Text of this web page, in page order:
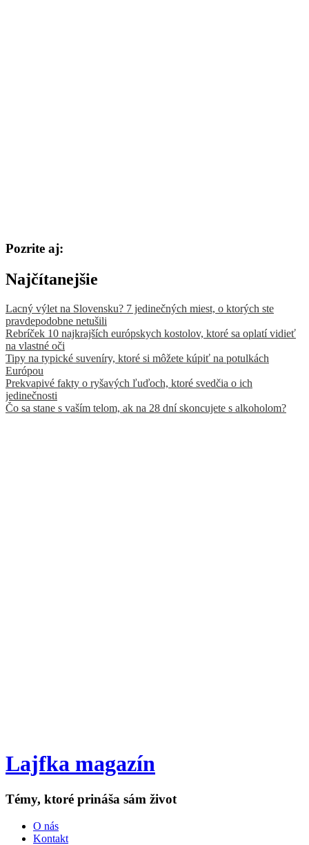
Pozrite aj:
Najčítanejšie
Lacný výlet na Slovensku? 7 jedinečných miest, o ktorých ste
pravdepodobne netušili
Rebríček 10 najkrajších európskych kostolov, ktoré sa oplatí vidieť
na vlastné oči
Tipy na typické suveníry, ktoré si môžete kúpiť na potulkách
Európou
Prekvapivé fakty o ryšavých ľuďoch, ktoré svedčia o ich
jedinečnosti
Čo sa stane s vaším telom, ak na 28 dní skoncujete s alkoholom?
Lajfka magazín
Témy, ktoré prináša sám život
O nás
Kontakt